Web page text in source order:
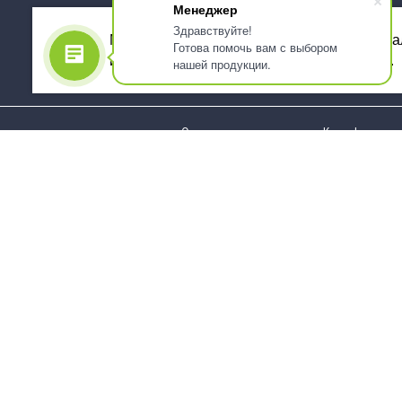
Менеджер
Здравствуйте!
Готова помочь вам с выбором
нашей продукции.
О компании
Как оформить
Мы используем файлы cookie, для
использованием сервиса Яндекс.Метрика.